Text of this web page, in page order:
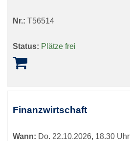
Nr.: T56514
Status: Plätze frei
Finanzwirtschaft
Wann: Do. 22.10.2026, 18.30 Uhr